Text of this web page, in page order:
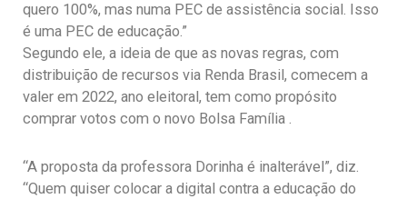
quero 100%, mas numa PEC de assistência social. Isso
é uma PEC de educação.”
Segundo ele, a ideia de que as novas regras, com
distribuição de recursos via Renda Brasil, comecem a
valer em 2022, ano eleitoral, tem como propósito
comprar votos com o novo Bolsa Família .
“A proposta da professora Dorinha é inalterável”, diz.
“Quem quiser colocar a digital contra a educação do